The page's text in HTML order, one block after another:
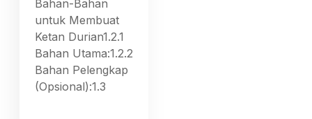
Bahan-Bahan
untuk Membuat
Ketan Durian1.2.1
Bahan Utama:1.2.2
Bahan Pelengkap
(Opsional):1.3